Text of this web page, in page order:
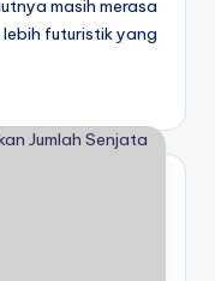
masih merasa
lebih futuristik yang